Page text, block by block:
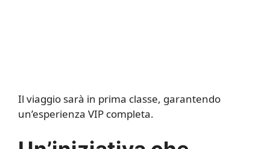
Il viaggio sarà in prima classe, garantendo
un’esperienza VIP completa.